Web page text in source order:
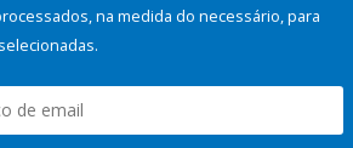
na medida do necessário, para